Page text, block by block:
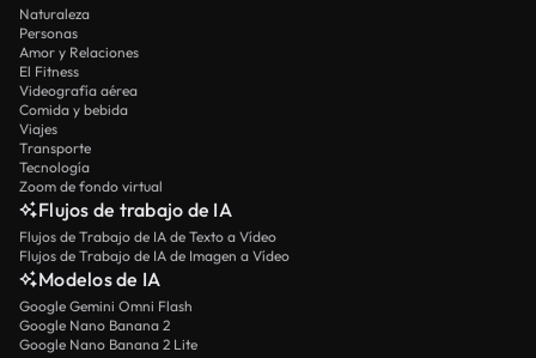
Naturaleza
Personas
Amor y Relaciones
El Fitness
Videografía aérea
Comida y bebida
Viajes
Transporte
Tecnología
Zoom de fondo virtual
Flujos de trabajo de IA
Flujos de Trabajo de IA de Texto a Vídeo
Flujos de Trabajo de IA de Imagen a Vídeo
Modelos de IA
Google Gemini Omni Flash
Google Nano Banana 2
Google Nano Banana 2 Lite